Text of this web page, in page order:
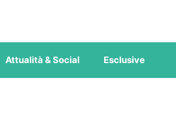
Attualità & Social Esclusive